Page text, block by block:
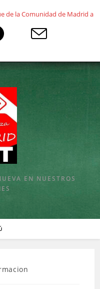
de la Comunidad de Madrid a
EN NUESTROS